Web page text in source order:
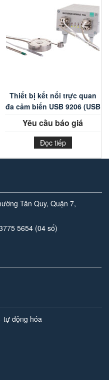
Thiết bị kết nối trực quan
đa cảm biến USB 9206 (USB
MULTISENSOR INTERFACE)
Yêu cầu báo giá
Đọc tiếp
Tân Quy, Quận 7,
5654 (04 số)
tự động hóa